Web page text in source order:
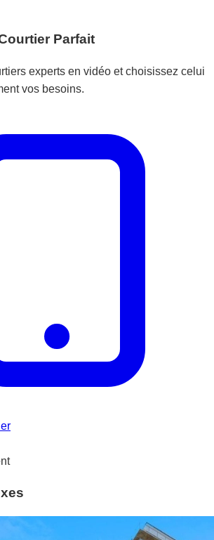
Parfait
experts en vidéo et choisissez celui
vos besoins.